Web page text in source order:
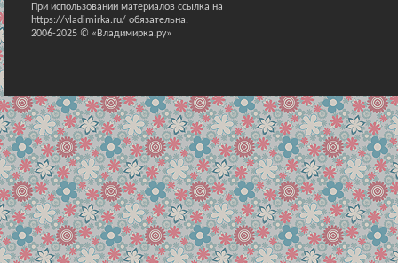
При использовании материалов ссылка на
https://vladimirka.ru/ обязательна.
2006-2025 © «Владимирка.ру»